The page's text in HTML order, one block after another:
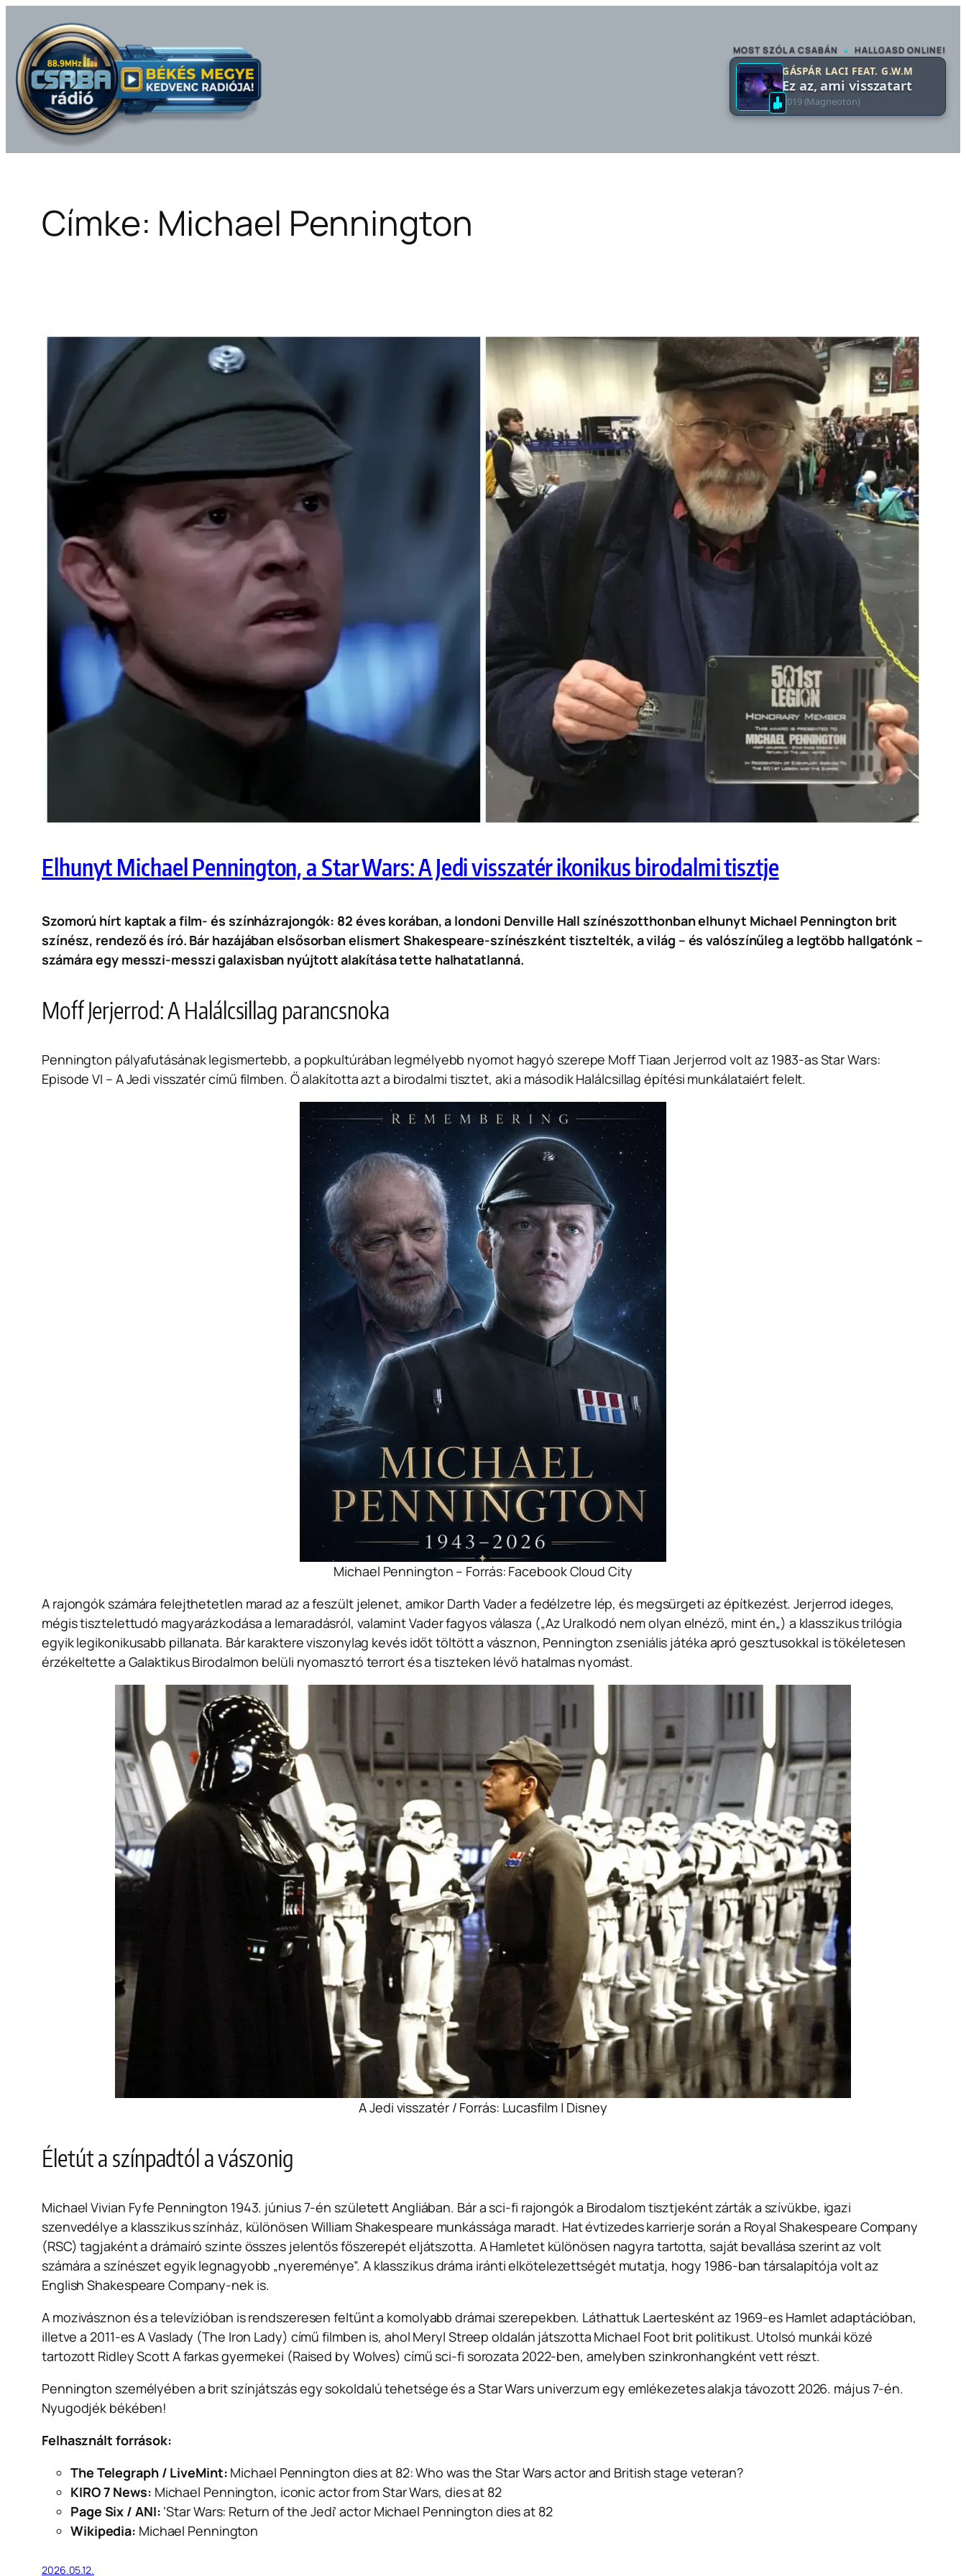
tartalomhoz
MOST SZÓL A CSABÁN • HALLGASD ONLINE!
GÁSPÁR LACI FEAT. G.W.M
Ez az, ami visszatart
2019 (Magneoton)
Címke: Michael Pennington
Elhunyt Michael Pennington, a Star Wars: A Jedi visszatér ikonikus birodalmi tisztje
Szomorú hírt kaptak a film- és színházrajongók: 82 éves korában, a londoni Denville Hall színészotthonban elhunyt Michael Pennington brit
színész, rendező és író. Bár hazájában elsősorban elismert Shakespeare-színészként tisztelték, a világ – és valószínűleg a legtöbb hallgatónk –
számára egy messzi-messzi galaxisban nyújtott alakítása tette halhatatlanná.
Moff Jerjerrod: A Halálcsillag parancsnoka
Pennington pályafutásának legismertebb, a popkultúrában legmélyebb nyomot hagyó szerepe Moff Tiaan Jerjerrod volt az 1983-asStar Wars:
Episode VI – A Jedi visszatércímű filmben. Ő alakította azt a birodalmi tisztet, aki a második Halálcsillag építési munkálataiért felelt.
Michael Pennington – Forrás: Facebook Cloud City
A rajongók számára felejthetetlen marad az a feszült jelenet, amikor Darth Vader a fedélzetre lép, és megsürgeti az építkezést. Jerjerrod ideges,
mégis tisztelettudó magyarázkodása a lemaradásról, valamint Vader fagyos válasza („Az Uralkodó nem olyan elnéző, mint én„) a klasszikus trilógia
egyik legikonikusabb pillanata. Bár karaktere viszonylag kevés időt töltött a vásznon, Pennington zseniális játéka apró gesztusokkal is tökéletesen
érzékeltette a Galaktikus Birodalmon belüli nyomasztó terrort és a tiszteken lévő hatalmas nyomást.
A Jedi visszatér / Forrás: Lucasfilm | Disney
Életút a színpadtól a vászonig
Michael Vivian Fyfe Pennington 1943. június 7-én született Angliában. Bár a sci-fi rajongók a Birodalom tisztjeként zárták a szívükbe, igazi
szenvedélye a klasszikus színház, különösen William Shakespeare munkássága maradt. Hat évtizedes karrierje során a Royal Shakespeare Company
(RSC) tagjaként a drámaíró szinte összes jelentős főszerepét eljátszotta. AHamletet különösen nagyra tartotta, saját bevallása szerint az volt
számára a színészet egyik legnagyobb „nyereménye”. A klasszikus dráma iránti elkötelezettségét mutatja, hogy 1986-ban társalapítója volt az
English Shakespeare Company-nek is.
A mozivásznon és a televízióban is rendszeresen feltűnt a komolyabb drámai szerepekben. Láthattuk Laertesként az 1969-es Hamletadaptációban,
illetve a 2011-esA Vaslady (The Iron Lady) című filmben is, ahol Meryl Streep oldalán játszotta Michael Foot brit politikust. Utolsó munkái közé
tartozott Ridley ScottA farkas gyermekei (Raised by Wolves) című sci-fi sorozata 2022-ben, amelyben szinkronhangként vett részt.
Pennington személyében a brit színjátszás egy sokoldalú tehetsége és a Star Wars univerzum egy emlékezetes alakja távozott 2026. május 7-én.
Nyugodjék békében!
Felhasznált források:
The Telegraph / LiveMint: Michael Pennington dies at 82: Who was the Star Wars actor and British stage veteran?
KIRO 7 News: Michael Pennington, iconic actor from Star Wars, dies at 82
Page Six / ANI: ‘Star Wars: Return of the Jedi’ actor Michael Pennington dies at 82
Wikipedia: Michael Pennington
2026.05.12.